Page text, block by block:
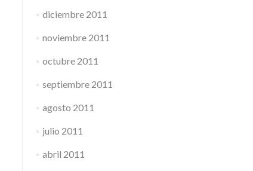
diciembre 2011
noviembre 2011
octubre 2011
septiembre 2011
agosto 2011
julio 2011
abril 2011